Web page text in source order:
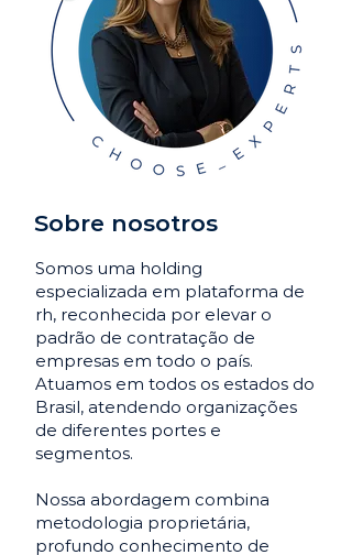
Sobre nosotros
Somos uma holding
especializada em plataforma de
rh, reconhecida por elevar o
padrão de contratação de
empresas em todo o país.
Atuamos em todos os estados do
Brasil, atendendo organizações
de diferentes portes e
segmentos.
Nossa abordagem combina
metodologia proprietária,
profundo conhecimento de